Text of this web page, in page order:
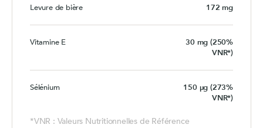
Levure de bière 172 mg
Vitamine E
30 mg (250%
VNR*)
Sélénium
150 µg (273%
VNR*)
*VNR : Valeurs Nutritionnelles de Référence